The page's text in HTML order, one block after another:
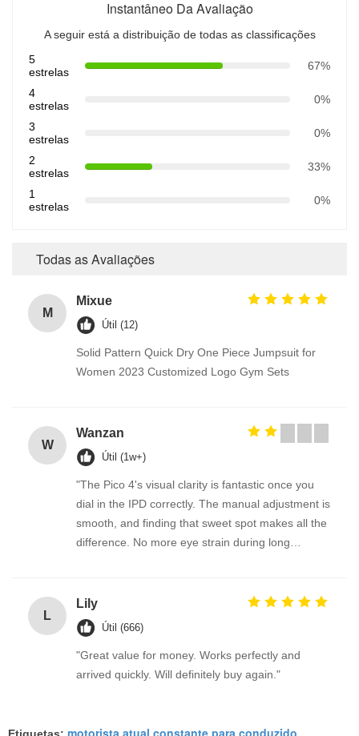
Instantâneo Da Avaliação
A seguir está a distribuição de todas as classificações
5
estrelas
67%
4
estrelas
0%
3
estrelas
0%
2
estrelas
33%
1
estrelas
0%
Todas as Avaliações
M
Mixue
Útil (12)
Solid Pattern Quick Dry One Piece Jumpsuit for
Women 2023 Customized Logo Gym Sets
W
Wanzan
Útil (1w+)
"The Pico 4's visual clarity is fantastic once you
dial in the IPD correctly. The manual adjustment is
smooth, and finding that sweet spot makes all the
difference. No more eye strain during long
fantastic once you dial in the IPD correctly. The
manual adjustment is smooth, and finding that
sweet spot makes all the difference. No more eye
strain during long sessions. Highly recommend
taking the time to set it up properly!""The Pico 4's
L
Lily
Útil (666)
"Great value for money. Works perfectly and
arrived quickly. Will definitely buy again."
motorista atual constante para conduzido